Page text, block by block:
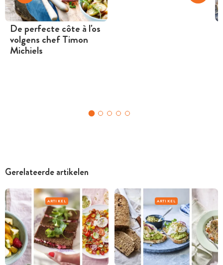
De perfecte côte à l'os
volgens chef Timon
Michiels
Gerelateerde artikelen
ARTIKEL ARTIKEL